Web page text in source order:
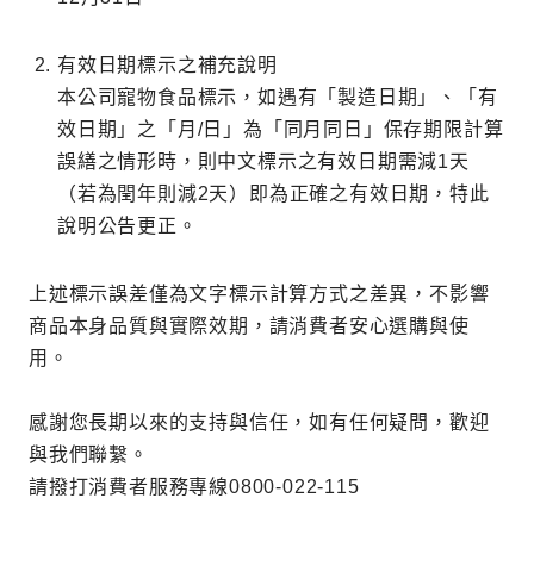
有效日期標示之補充說明
本公司寵物食品標示，如遇有「製造日期」、「有
效日期」之「月/日」為「同月同日」保存期限計算
誤繕之情形時，則中文標示之有效日期需減1天
（若為閏年則減2天）即為正確之有效日期，特此
說明公告更正。
上述標示誤差僅為文字標示計算方式之差異，不影響
商品本身品質與實際效期，請消費者安心選購與使
用。
感謝您長期以來的支持與信任，如有任何疑問，歡迎
與我們聯繫。
請撥打消費者服務專線0800-022-115